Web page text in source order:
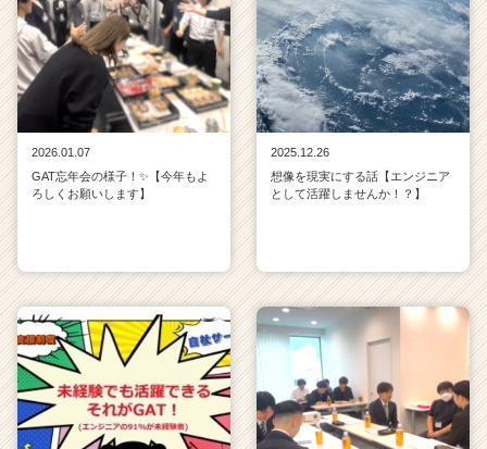
2026.01.07
GAT忘年会の様子！✨【今年もよ
ろしくお願いします】
2025.12.26
想像を現実にする話【エンジニア
として活躍しませんか！？】